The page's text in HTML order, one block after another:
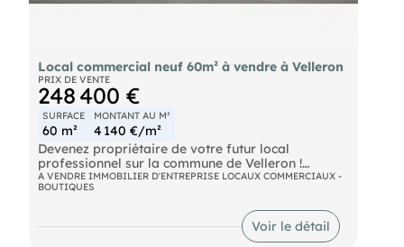
Local commercial neuf 60m² à vendre à Velleron
PRIX DE VENTE
248 400 €
SURFACE
60 m²
MONTANT AU M²
4 140 €/m²
Devenez propriétaire de votre futur local
professionnel sur la commune de Velleron !
vous propose à la vente un local neuf d'environ 60
m², situé au pied d'un bel immeuble récent.
Bénéficiant d'un emplacement stratégique en
angle, le local offre une belle visibilité grâce à sa
A VENDRE IMMOBILIER D'ENTREPRISE LOCAUX COMMERCIAUX -
BOUTIQUES
Voir le détail